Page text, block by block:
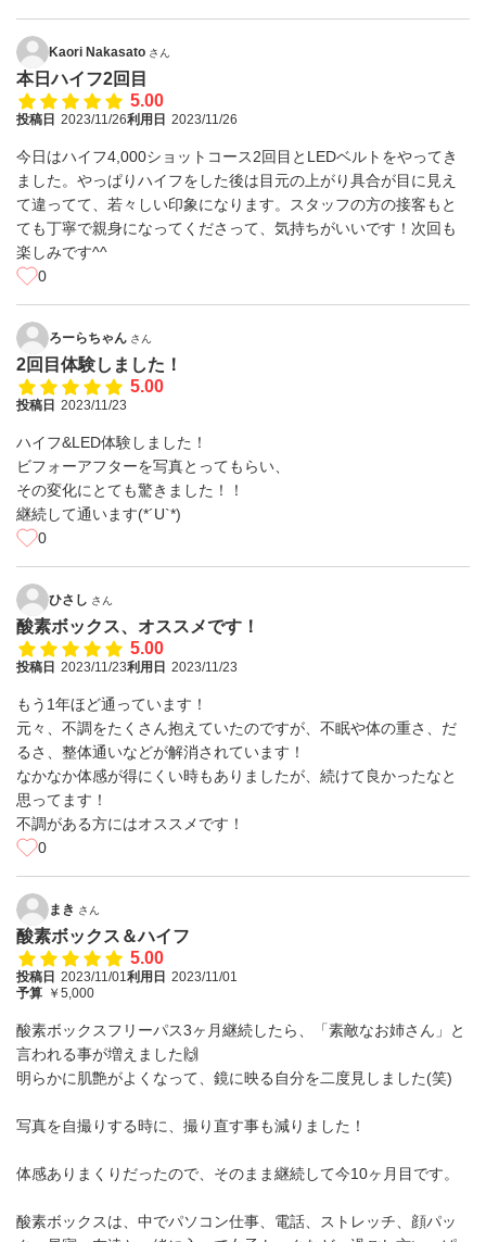
Kaori Nakasato さん
本日ハイフ2回目
5.00
投稿日 2023/11/26利用日 2023/11/26
今日はハイフ4,000ショットコース2回目とLEDベルトをやってき
ました。やっぱりハイフをした後は目元の上がり具合が目に見え
て違ってて、若々しい印象になります。スタッフの方の接客もと
ても丁寧で親身になってくださって、気持ちがいいです！次回も
楽しみです^^
0
ろーらちゃん さん
2回目体験しました！
5.00
投稿日 2023/11/23
ハイフ&LED体験しました！
ビフォーアフターを写真とってもらい、
その変化にとても驚きました！！
継続して通います(*´U`*)
0
ひさし さん
酸素ボックス、オススメです！
5.00
投稿日 2023/11/23利用日 2023/11/23
もう1年ほど通っています！
元々、不調をたくさん抱えていたのですが、不眠や体の重さ、だ
るさ、整体通いなどが解消されています！
なかなか体感が得にくい時もありましたが、続けて良かったなと
思ってます！
不調がある方にはオススメです！
0
まき さん
酸素ボックス＆ハイフ
5.00
投稿日 2023/11/01利用日 2023/11/01
予算 ￥5,000
酸素ボックスフリーパス3ヶ月継続したら、「素敵なお姉さん」と
言われる事が増えました🙌
明らかに肌艶がよくなって、鏡に映る自分を二度見しました(笑)
写真を自撮りする時に、撮り直す事も減りました！
体感ありまくりだったので、そのまま継続して今10ヶ月目です。
酸素ボックスは、中でパソコン仕事、電話、ストレッチ、顔パッ